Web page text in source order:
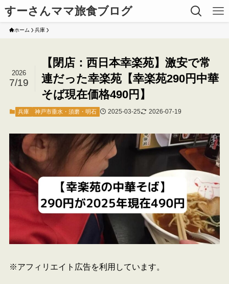
すーさんママ旅食ブログ
ホーム 兵庫
【閉店：西日本幸楽苑】激安で常
連だった幸楽苑【幸楽苑290円中華
そば現在価格490円】
2026
7/19
兵庫 神戸市垂水・須磨・明石 2025-03-25 2026-07-19
※アフィリエイト広告を利用しています。